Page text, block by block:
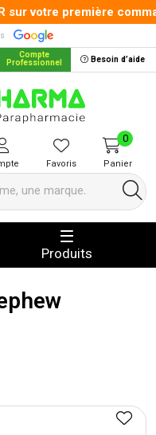
sur votre première
Compte
Professionnel Besoin d’aide
Pharma Votre pharmacie
Favoris Panier
0
Produits